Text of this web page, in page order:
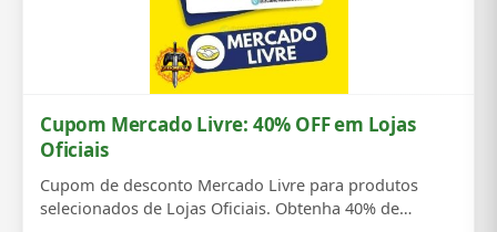
Cupom Mercado Livre: 40% OFF em Lojas
Oficiais
Cupom de desconto Mercado Livre para produtos
selecionados de Lojas Oficiais. Obtenha 40% de